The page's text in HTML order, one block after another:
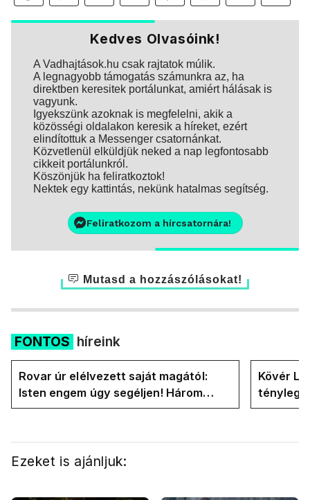
Kedves Olvasóink!
A Vadhajtások.hu csak rajtatok múlik.
A legnagyobb támogatás számunkra az, ha
direktben keresitek portálunkat, amiért hálásak is
vagyunk.
Igyekszünk azoknak is megfelelni, akik a
közösségi oldalakon keresik a híreket, ezért
elindítottuk a Messenger csatornánkat.
Közvetlenül elküldjük neked a nap legfontosabb
cikkeit portálunkról.
Köszönjük ha feliratkoztok!
Nektek egy kattintás, nekünk hatalmas segítség.
Feliratkozom a hírcsatornára!
Mutasd a hozzászólásokat!
FONTOS híreink
Rovar úr elélvezett saját magától:
Isten engem úgy segéljen! Három
hónapja vagyok miniszterelnök....
Kövér
tényleg
Ezeket is ajánljuk: